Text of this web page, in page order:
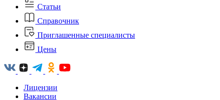
Статьи
Справочник
Приглашенные специалисты
Цены
Лицензии
Вакансии